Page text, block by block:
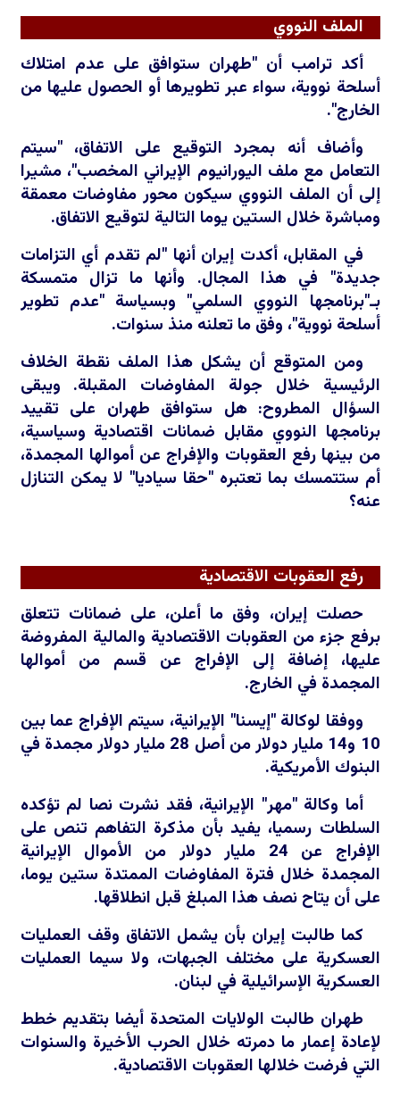
الملف النووي
أكد ترامب أن "طهران ستوافق على عدم امتلاك
أسلحة نووية، سواء عبر تطويرها أو الحصول عليها من
الخارج".
وأضاف أنه بمجرد التوقيع على الاتفاق، "سيتم
التعامل مع ملف اليورانيوم الإيراني المخصب"، مشيرا
إلى أن الملف النووي سيكون محور مفاوضات معمقة
ومباشرة خلال الستين يوما التالية لتوقيع الاتفاق.
في المقابل، أكدت إيران أنها "لم تقدم أي التزامات
جديدة" في هذا المجال. وأنها ما تزال متمسكة
بـ"برنامجها النووي السلمي" وبسياسة "عدم تطوير
أسلحة نووية"، وفق ما تعلنه منذ سنوات.
ومن المتوقع أن يشكل هذا الملف نقطة الخلاف
الرئيسية خلال جولة المفاوضات المقبلة. ويبقى
السؤال المطروح: هل ستوافق طهران على تقييد
برنامجها النووي مقابل ضمانات اقتصادية وسياسية،
من بينها رفع العقوبات والإفراج عن أموالها المجمدة،
أم ستتمسك بما تعتبره "حقا سياديا" لا يمكن التنازل
عنه؟
رفع العقوبات الاقتصادية
حصلت إيران، وفق ما أعلن، على ضمانات تتعلق
برفع جزء من العقوبات الاقتصادية والمالية المفروضة
عليها، إضافة إلى الإفراج عن قسم من أموالها
المجمدة في الخارج.
ووفقا لوكالة "إيسنا" الإيرانية، سيتم الإفراج عما بين
10 و14 مليار دولار من أصل 28 مليار دولار مجمدة في
البنوك الأمريكية.
أما وكالة "مهر" الإيرانية، فقد نشرت نصا لم تؤكده
السلطات رسميا، يفيد بأن مذكرة التفاهم تنص على
الإفراج عن 24 مليار دولار من الأموال الإيرانية
المجمدة خلال فترة المفاوضات الممتدة ستين يوما،
على أن يتاح نصف هذا المبلغ قبل انطلاقها.
كما طالبت إيران بأن يشمل الاتفاق وقف العمليات
العسكرية على مختلف الجبهات، ولا سيما العمليات
العسكرية الإسرائيلية في لبنان.
طهران طالبت الولايات المتحدة أيضا بتقديم خطط
لإعادة إعمار ما دمرته خلال الحرب الأخيرة والسنوات
التي فرضت خلالها العقوبات الاقتصادية.